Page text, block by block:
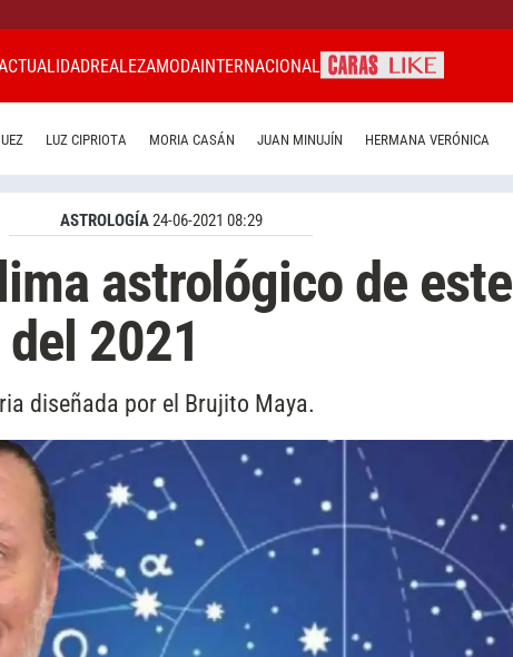
REALEZAMODAINTERNACIONAL
LUZ CIPRIOTA MORIA CASÁN JUAN MINUJÍN HERMANA VERÓNICA
ASTROLOGÍA24-06-2021 08:29
astrológico de este
2021
diseñada por el Brujito Maya.